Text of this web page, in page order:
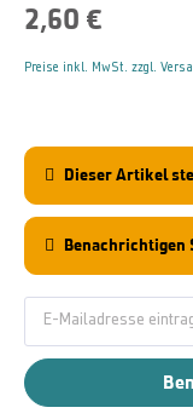
2,60 €
Preise inkl. MwSt. zzgl.
Dieser Artikel
Benachrichtigen